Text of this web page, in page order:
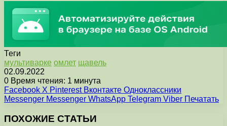
Теги
мультиварке омлет щавель
02.09.2022
0 Время чтения: 1 минута
Facebook X Pinterest Вконтакте Одноклассники
Messenger Messenger WhatsApp Telegram Viber Печатать
ПОХОЖИЕ СТАТЬИ